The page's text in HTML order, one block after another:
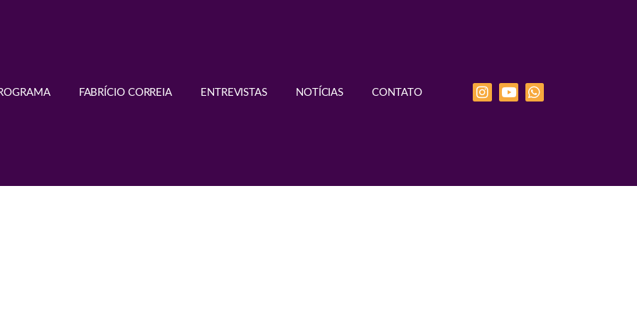
FABRÍCIO CORREIA ENTREVISTAS NOTÍCIAS CONTATO